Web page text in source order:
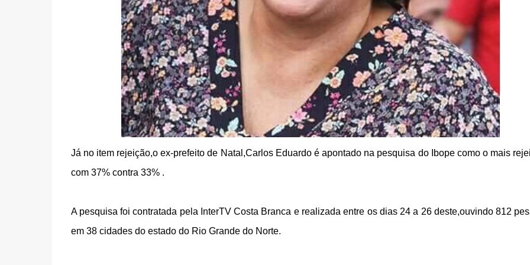
Já no item rejeição,o ex-prefeito de Natal,Carlos Eduardo é apontado na pesquisa do Ibope como o mais
com 37% contra 33% .
A pesquisa foi contratada pela InterTV Costa Branca e realizada entre os dias 24 a 26 deste,ouvindo 812
em 38 cidades do estado do Rio Grande do Norte.